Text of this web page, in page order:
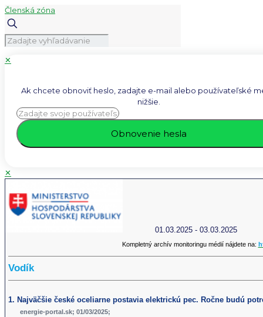
Členská zóna
✕
Ak chcete obnoviť heslo, zadajte e-mail alebo používateľské
nižšie.
✕
01.03.2025 - 03.03.2025
Kompletný archív monitoringu médií nájdete na:
Vodík
1. Najväčšie české oceliarne postavia elektrickú pec. Ročne budú
energie-portal.sk; 01/03/2025;